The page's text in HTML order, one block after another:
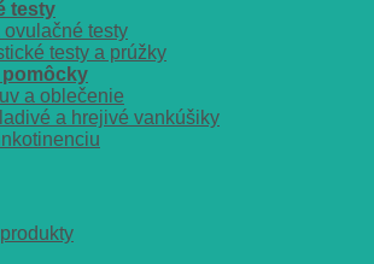
testy
ovulačné testy
testy a prúžky
a oblečenie
a hrejivé vankúšiky